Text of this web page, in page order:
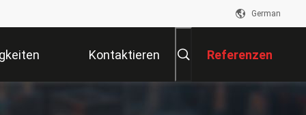
German
Kontaktieren Referenzen